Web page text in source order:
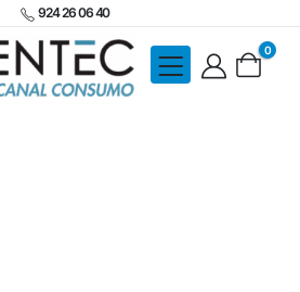
924 26 06 40
0